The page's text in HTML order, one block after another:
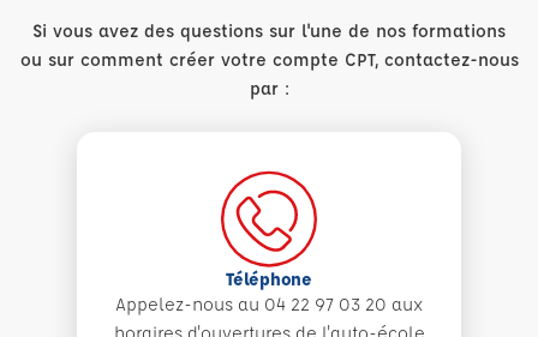
Si vous avez des questions sur l'une de nos formations
ou sur comment créer votre compte CPT, contactez-nous
par :
Téléphone
Appelez-nous au 04 22 97 03 20 aux